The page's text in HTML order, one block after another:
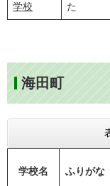
学校
た
海田町
学校名 ふりがな